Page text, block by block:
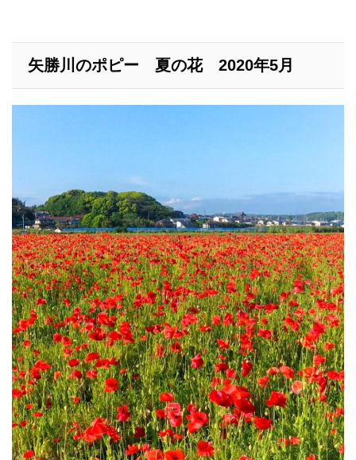
矢勝川のポピー 夏の花 2020年5月